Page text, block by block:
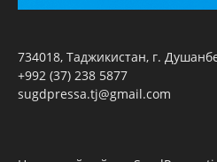
734018, Таджикистан, г.
+992 (37) 238 5877
sugdpressa.tj@gmail.com